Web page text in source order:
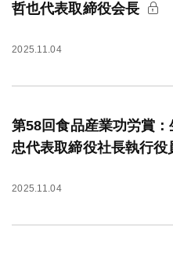
哲也代表取締役会長
2025.11.04
第58回食品産業功労賞
忠代表取締役社長執行役
2025.11.04